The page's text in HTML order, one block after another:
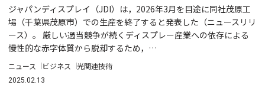
ジャパンディスプレイ（JDI）は，2026年3月を目途に同社茂原工
場（千葉県茂原市）での生産を終了すると発表した（ニュースリリ
ース）。 厳しい過当競争が続くディスプレー産業への依存による
慢性的な赤字体質から脱却するため，…
ニュース ビジネス 光関連技術
2025.02.13